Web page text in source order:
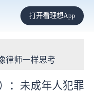
打开看理想App
律师一样思考
：未成年人犯罪